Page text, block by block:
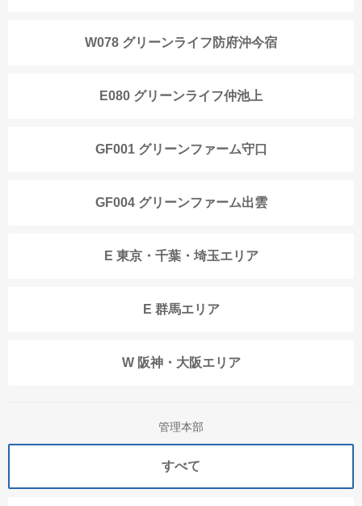
W078 グリーンライフ防府沖今宿
E080 グリーンライフ仲池上
GF001 グリーンファーム守口
GF004 グリーンファーム出雲
E 東京・千葉・埼玉エリア
E 群馬エリア
W 阪神・大阪エリア
管理本部
すべて